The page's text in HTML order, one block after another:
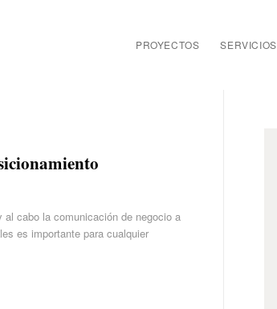
PROYECTOS SERVICIOS
cabo la comunicación de negocio a
es importante para cualquier